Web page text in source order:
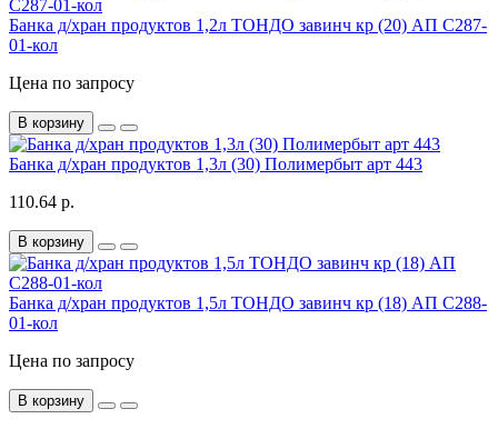
Банка д/хран продуктов 1,2л ТОНДО завинч кр (20) АП С287-
01-кол
Цена по запросу
В корзину
Банка д/хран продуктов 1,3л (30) Полимербыт арт 443
110.64 р.
В корзину
Банка д/хран продуктов 1,5л ТОНДО завинч кр (18) АП С288-
01-кол
Цена по запросу
В корзину